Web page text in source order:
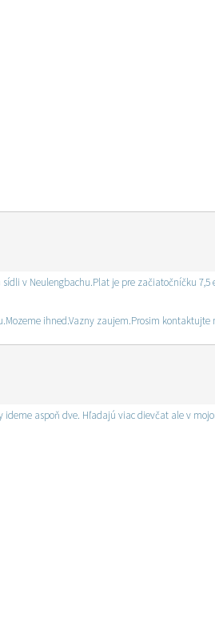
v Neulengbachu.Plat je pre začiatočníčku
ihned.Vazny zaujem.Prosim
aspoň dve. Hľadajú viac dievčat ale v